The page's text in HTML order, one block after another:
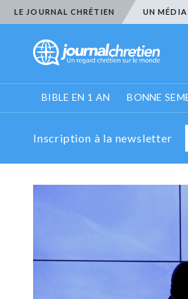
LE JOURNAL CHRÉTIEN UN MÉDIA
BIBLE EN 1 AN BONNE
Inscription à la newsletter